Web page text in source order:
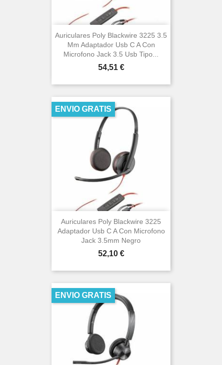
Auriculares Poly Blackwire 3225 3.5
Mm Adaptador Usb C A Con
Microfono Jack 3.5 Usb Tipo...
Precio
54,51 €
Auriculares Poly Blackwire 3225
Adaptador Usb C A Con Microfono
Jack 3.5mm Negro
Precio
52,10 €
ENVIO GRATIS
ENVIO GRATIS